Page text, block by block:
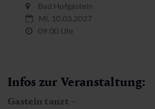
Bad Hofgastein
Mi, 10.03.2027
09:00 Uhr
Infos zur Veranstaltung:
Gastein tanzt –